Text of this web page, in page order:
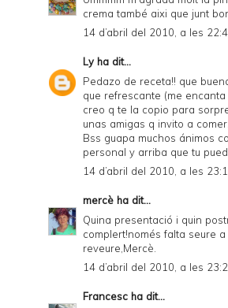
crema també aixi que junt
14 d’abril del 2010, a les
Lyha dit...
Pedazo de receta!! que
que refrescante (me
creo q te la copio para
unas amigas q invito a comer.
Bss guapa muchos ánimos
personal y arriba que tu
14 d’abril del 2010, a les
mercè ha dit...
Quina presentació i quin
complert!només falta seure a
reveure,Mercè.
14 d’abril del 2010, a les
Francesc ha dit...